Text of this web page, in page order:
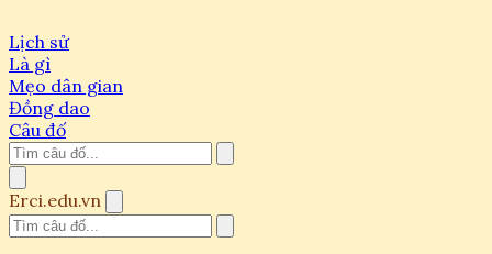
Lịch sử
Là gì
Mẹo dân gian
Đồng dao
Câu đố
Erci.edu.vn